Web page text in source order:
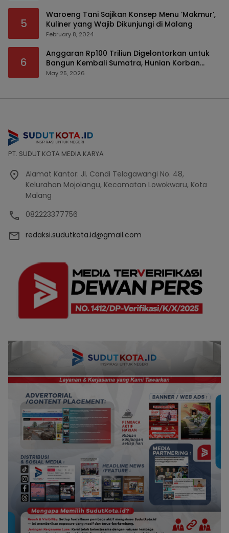
5
Waroeng Tani Sajikan Konsep Menu ‘Makmur’,
Kuliner yang Wajib Dikunjungi di Malang
February 8, 2024
6
Anggaran Rp100 Triliun Digelontorkan untuk
Bangun Kembali Sumatra, Hunian Korban
Bencana Bakal Difokuskan
May 25, 2026
PT. SUDUT KOTA MEDIA KARYA
Alamat Kantor: Jl. Candi Telagawangi No. 48,
Kelurahan Mojolangu, Kecamatan Lowokwaru, Kota
Malang
082223377756
redaksi.sudutkota.id@gmail.com